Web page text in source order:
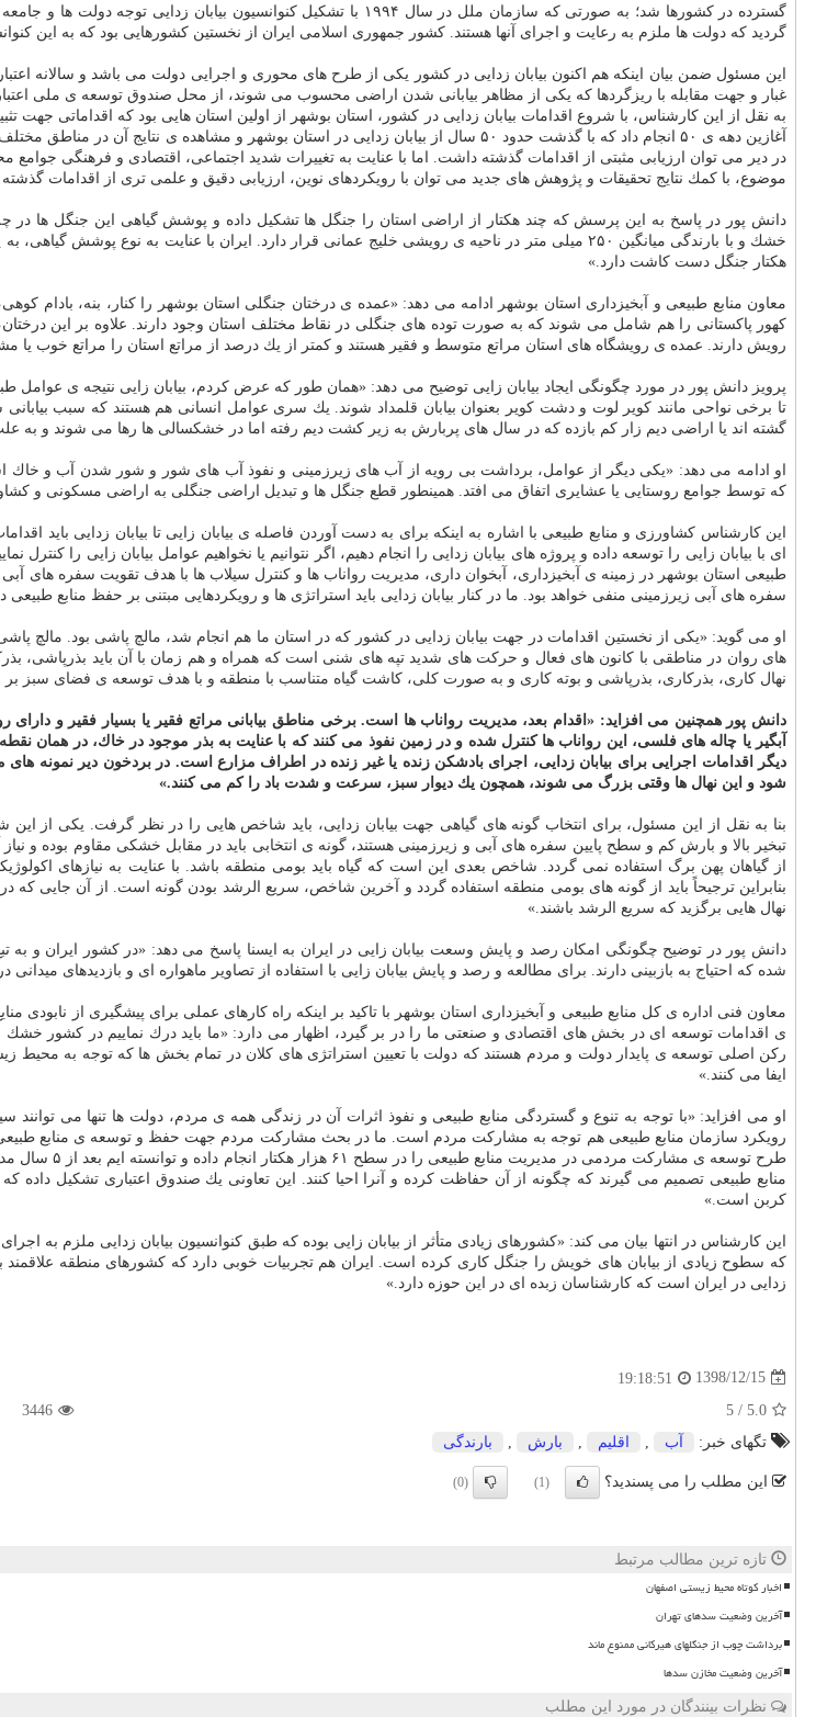
گسترده در كشورها شد؛ به صورتی كه سازمان ملل در سال ۱۹۹۴ با تشكیل
گردید كه دولت ها ملزم به رعایت و اجرای آنها هستند. كشور جمهوری اسلامی ایران از نخستین كشورهایی بود كه به این
این مسئول ضمن بیان اینكه هم اكنون بیابان زدایی در كشور یكی از طرح های محوری و اجرایی دولت می باشد و سالانه
غبار و جهت مقابله با ریزگردها كه یكی از مظاهر بیابانی شدن اراضی محسوب می شوند، از محل صندوق توسعه ی ملی
به نقل از این كارشناس، با شروع اقدامات بیابان زدایی در كشور، استان بوشهر از اولین استان هایی بود كه اقداماتی جهت
آغازین دهه ی ۵۰ انجام داد كه با گذشت حدود ۵۰ سال از بیابان زدایی در استان بوشهر و
در دیر می توان ارزیابی مثبتی از اقدامات گذشته داشت. اما با عنایت به تغییرات شدید اجتماعی، اقتصادی و فرهنگی جوامع
موضوع، با كمك نتایج تحقیقات و پژوهش های جدید می توان با رویكردهای نوین، ارزیابی دقیق و علمی تری از اقدامات
دانش پور در پاسخ به این پرسش كه چند هكتار از اراضی استان را جنگل ها تشكیل داده و پوشش گیاهی این جنگل ها
هكتار جنگل دست كاشت دارد.»
معاون منابع طبیعی و آبخیزداری استان بوشهر ادامه می دهد: «عمده ی درختان جنگلی استان بوشهر را كنار، بنه، بادام
كهور پاكستانی را هم شامل می شوند كه به صورت توده های جنگلی در نقاط مختلف استان وجود دارند. علاوه بر این
رویش دارند. عمده ی رویشگاه های استان مراتع متوسط و فقیر هستند و كمتر از یك درصد از مراتع استان را مراتع خوب یا
پرویز دانش پور در مورد چگونگی ایجاد بیابان زایی توضیح می دهد: «همان طور كه عرض كردم، بیابان زایی نتیجه ی عوامل
تا برخی نواحی مانند كویر لوت و دشت كویر بعنوان بیابان قلمداد شوند. یك سری عوامل انسانی هم هستند كه سبب
گشته اند یا اراضی دیم زار كم بازده كه در سال های پربارش به زیر كشت دیم رفته اما در خشكسالی ها رها می شوند و به
او ادامه می دهد: «یكی دیگر از عوامل، برداشت بی رویه از آب های زیرزمینی و نفوذ آب های شور و شور شدن آب و
كه توسط جوامع روستایی یا عشایری اتفاق می افتد. همینطور قطع جنگل ها و تبدیل اراضی جنگلی به اراضی مسكونی و
این كارشناس كشاورزی و منابع طبیعی با اشاره به اینكه برای به دست آوردن فاصله ی بیابان زایی تا بیابان زدایی باید
ای با بیابان زایی را توسعه داده و پروژه های بیابان زدایی را انجام دهیم، اگر نتوانیم یا نخواهیم عوامل بیابان زایی را
طبیعی استان بوشهر در زمینه ی آبخیزداری، آبخوان داری، مدیریت رواناب ها و كنترل سیلاب ها با هدف تقویت سفره های
سفره های آبی زیرزمینی منفی خواهد بود. ما در كنار بیابان زدایی باید استراتژی ها و رویكردهایی مبتنی بر حفظ منابع
او می گوید: «یكی از نخستین اقدامات در جهت بیابان زدایی در كشور كه در استان ما هم انجام شد، مالچ پاشی بود. مالچ
های روان در مناطقی با كانون های فعال و حركت های شدید تپه های شنی است كه همراه و هم زمان با آن باید بذرپاشی،
نهال كاری، بذركاری، بذرپاشی و بوته كاری و به صورت كلی، كاشت گیاه متناسب با منطقه و با هدف توسعه ی فضای سبز بر
دانش پور همچنین می افزاید: «اقدام بعد، مدیریت رواناب ها است. برخی مناطق بیابانی مراتع فقیر یا بسیار فقیر و
آبگیر یا چاله های فلسی، این رواناب ها كنترل شده و در زمین نفوذ می كنند كه با عنایت به بذر موجود در خاك، در همان
دیگر اقدامات اجرایی برای بیابان زدایی، اجرای بادشكن زنده یا غیر زنده در اطراف مزارع است. در بردخون دیر نمونه
شود و این نهال ها وقتی بزرگ می شوند، همچون یك دیوار سبز، سرعت و شدت باد را كم می كنند.»
بنا به نقل از این مسئول، برای انتخاب گونه های گیاهی جهت بیابان زدایی، باید شاخص هایی را در نظر گرفت. یكی از
تبخیر بالا و بارش كم و سطح پایین سفره های آبی و زیرزمینی هستند، گونه ی انتخابی باید در مقابل خشكی مقاوم بوده و
از گیاهان پهن برگ استفاده نمی گردد. شاخص بعدی این است كه گیاه باید بومی منطقه باشد. با عنایت به نیازهای
بنابراین ترجیحاً باید از گونه های بومی منطقه استفاده گردد و آخرین شاخص، سریع الرشد بودن گونه است. از آن جایی كه
نهال هایی برگزید كه سریع الرشد باشند.»
دانش پور در توضیح چگونگی امكان رصد و پایش وسعت بیابان زایی در ایران به ایسنا پاسخ می دهد: «در كشور ایران و به
شده كه احتیاج به بازبینی دارند. برای مطالعه و رصد و پایش بیابان زایی با استفاده از تصاویر ماهواره ای و بازدیدهای
معاون فنی اداره ی كل منابع طبیعی و آبخیزداری استان بوشهر با تاكید بر اینكه راه كارهای عملی برای پیشگیری از نابودی
ی اقدامات توسعه ای در بخش های اقتصادی و صنعتی ما را در بر گیرد، اظهار می دارد: «ما باید درك نماییم در كشور خشك
ركن اصلی توسعه ی پایدار دولت و مردم هستند كه دولت با تعیین استراتژی های كلان در تمام بخش ها كه توجه به محیط
ایفا می كنند.»
او می افزاید: «با توجه به تنوع و گستردگی منابع طبیعی و نفوذ اثرات آن در زندگی همه ی مردم، دولت ها تنها می توانند
رویكرد سازمان منابع طبیعی هم توجه به مشاركت مردم است. ما در بحث مشاركت مردم جهت حفظ و توسعه ی منابع طبیعی،
طرح توسعه ی
منابع طبیعی تصمیم می گیرند كه چگونه از آن حفاظت كرده و آنرا احیا كنند. این تعاونی یك صندوق اعتباری تشكیل
كربن است.»
این كارشناس در انتها بیان می كند: «كشورهای زیادی متأثر از بیابان زایی بوده كه طبق كنوانسیون بیابان زدایی ملزم به
كه سطوح زیادی از بیابان های خویش را جنگل كاری كرده است. ایران هم تجربیات خوبی دارد كه كشورهای منطقه علاقمند
زدایی در ایران است كه كارشناسان زبده ای در این حوزه دارد.»
1398/12/15
19:18:51
5.0
/
5
3446
تگهای خبر:
آب اقلیم بارش بارندگی
این مطلب را می پسندید؟ (1)
(0)
تازه ترین مطالب مرتبط
اخبار کوتاه محیط زیستی اصفهان
آخرین وضعیت سدهای تهران
برداشت چوب از جنگلهای هیرکانی ممنوع ماند
آخرین وضعیت مخازن سدها
نظرات بینندگان در مورد این مطلب